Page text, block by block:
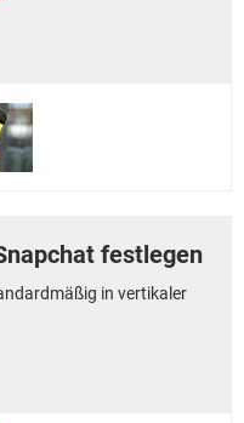
festlegen
in vertikaler